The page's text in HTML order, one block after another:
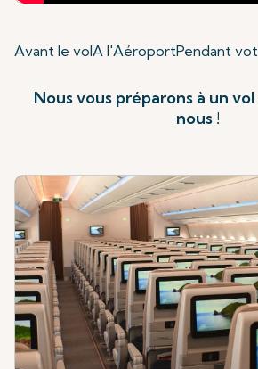
Avant le volA l'AéroportPendant
Nous vous préparons à un
nous !